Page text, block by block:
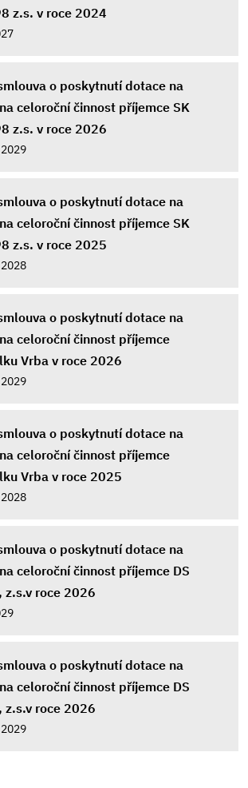
z.s. v roce 2024
o poskytnutí dotace na
celoroční činnost příjemce SK
z.s. v roce 2026
o poskytnutí dotace na
celoroční činnost příjemce SK
z.s. v roce 2025
o poskytnutí dotace na
celoroční činnost příjemce
Vrba v roce 2026
o poskytnutí dotace na
celoroční činnost příjemce
Vrba v roce 2025
o poskytnutí dotace na
celoroční činnost příjemce DS
z.s.v roce 2026
o poskytnutí dotace na
celoroční činnost příjemce DS
z.s.v roce 2026